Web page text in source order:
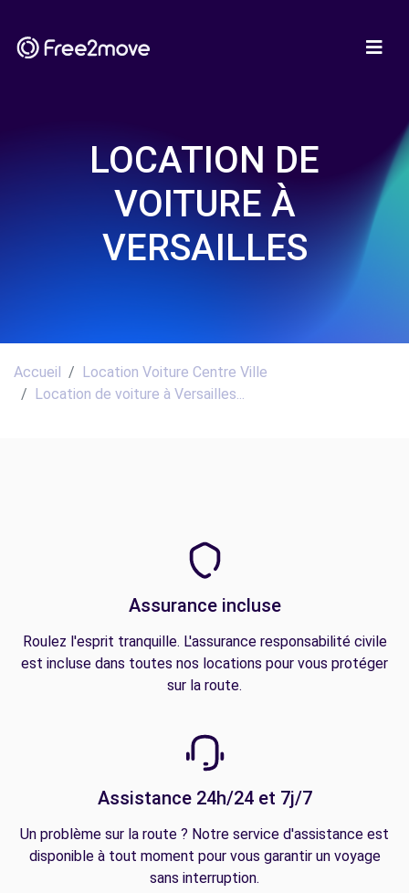
LOCATION DE
VOITURE À
VERSAILLES
Accueil
Location Voiture Centre Ville
Location de voiture à Versailles...
Assurance incluse
Roulez l'esprit tranquille. L'assurance responsabilité civile
est incluse dans toutes nos locations pour vous protéger
sur la route.
Assistance 24h/24 et 7j/7
Un problème sur la route ? Notre service d'assistance est
disponible à tout moment pour vous garantir un voyage
sans interruption.